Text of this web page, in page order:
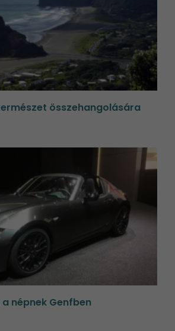
összehangolására
népnek Genfben